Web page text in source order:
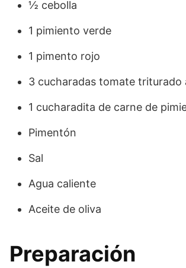
½ cebolla
1 pimiento verde
1 pimento rojo
3 cucharadas tomate triturado
1 cucharadita de carne de
Pimentón
Sal
Agua caliente
Aceite de oliva
Preparación